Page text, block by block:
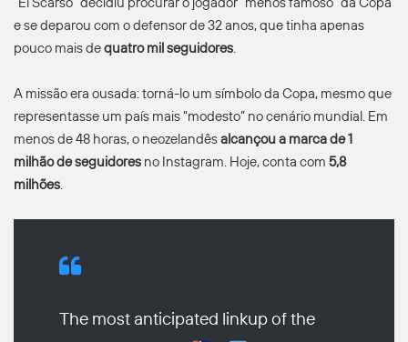
e se deparou com o defensor de 32 anos, que tinha apenas
pouco mais dequatro mil seguidores.
A missão era ousada: torná-lo um símbolo da Copa, mesmo que
representasse um país mais “modesto” no cenário mundial. Em
menos de 48 horas, o neozelandêsalcançou a marca de 1
milhão de seguidores no Instagram. Hoje, conta com 5,8
milhões.
The most anticipated linkup of the